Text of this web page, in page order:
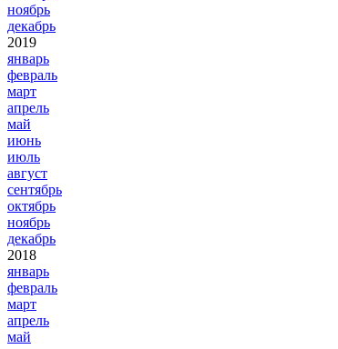
ноябрь
декабрь
2019
январь
февраль
март
апрель
май
июнь
июль
август
сентябрь
октябрь
ноябрь
декабрь
2018
январь
февраль
март
апрель
май